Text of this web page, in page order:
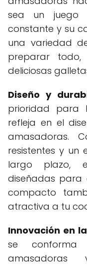
sea un juego
constante y su
una variedad
preparar
deliciosas
Diseño y
prioridad para
refleja en el
amasadoras.
resistentes y un
largo plazo,
diseñadas para
compacto
atractiva a tu
Innovación en
se
amasadoras